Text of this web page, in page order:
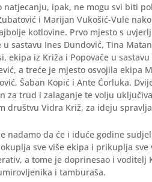
natjecanju, ipak, ne mogu svi biti
i Marijan Vukošić-Vule
kotlovine. Prvo mjesto s
sastavu Ines Dundović, Tina
ekipa iz Križa i Popovače u
a treće je mjesto osvojila ekipa
Šaban Kopić i Ante Ćorluka.
za trud i zalaganje te volju
društvu Vidra Križ, za ideju
nadamo da će i iduće godine
sve više ekipa i prikuplja sve
a tome je doprinesao i voditelj
i tamburaša.